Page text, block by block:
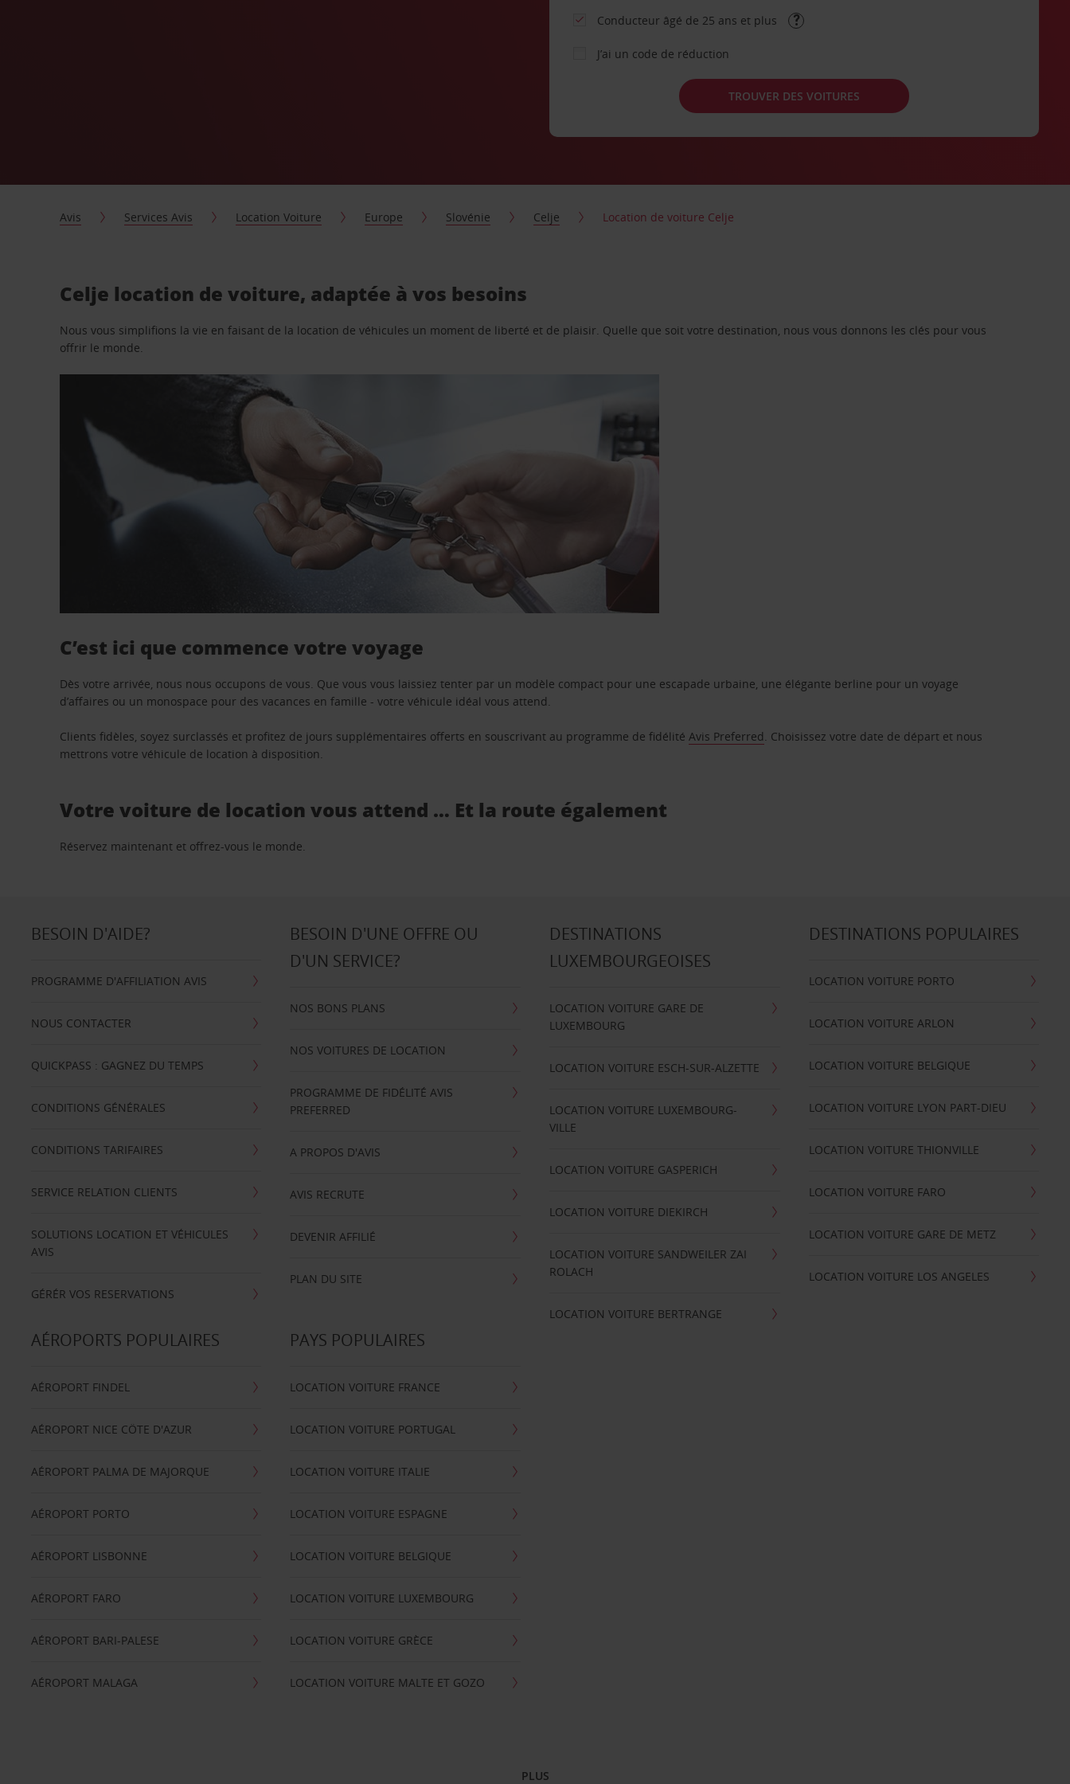
Conducteur âgé de 25 ans et plus
J’ai un code de réduction
TROUVER DES VOITURES
Avis Services Avis Location Voiture Europe Slovénie Celje Location de voiture Celje
Celje location de voiture, adaptée à vos besoins
Nous vous simplifions la vie en faisant de la location de véhicules un moment de liberté et de plaisir. Quelle que soit votre destination, nous vous donnons les clés pour vous
offrir le monde.
C’est ici que commence votre voyage
Dès votre arrivée, nous nous occupons de vous. Que vous vous laissiez tenter par un modèle compact pour une escapade urbaine, une élégante berline pour un voyage
d’affaires ou un monospace pour des vacances en famille - votre véhicule idéal vous attend.
Clients fidèles, soyez surclassés et profitez de jours supplémentaires offerts en souscrivant au programme de fidélitéAvis Preferred. Choisissez votre date de départ et nous
mettrons votre véhicule de location à disposition.
Votre voiture de location vous attend … Et la route également
Réservez maintenant et offrez-vous le monde.
BESOIN D'AIDE?
PROGRAMME D'AFFILIATION AVIS
NOUS CONTACTER
QUICKPASS : GAGNEZ DU TEMPS
CONDITIONS GÉNÉRALES
CONDITIONS TARIFAIRES
SERVICE RELATION CLIENTS
SOLUTIONS LOCATION ET VÉHICULES
AVIS
GÉRÉR VOS RESERVATIONS
BESOIN D'UNE OFFRE OU
D'UN SERVICE?
NOS BONS PLANS
NOS VOITURES DE LOCATION
PROGRAMME DE FIDÉLITÉ AVIS
PREFERRED
A PROPOS D'AVIS
AVIS RECRUTE
DEVENIR AFFILIÉ
PLAN DU SITE
DESTINATIONS
LUXEMBOURGEOISES
LOCATION VOITURE GARE DE
LUXEMBOURG
LOCATION VOITURE ESCH-SUR-ALZETTE
LOCATION VOITURE LUXEMBOURG-
VILLE
LOCATION VOITURE GASPERICH
LOCATION VOITURE DIEKIRCH
LOCATION VOITURE SANDWEILER ZAI
ROLACH
LOCATION VOITURE BERTRANGE
DESTINATIONS POPULAIRES
LOCATION VOITURE PORTO
LOCATION VOITURE ARLON
LOCATION VOITURE BELGIQUE
LOCATION VOITURE LYON PART-DIEU
LOCATION VOITURE THIONVILLE
LOCATION VOITURE FARO
LOCATION VOITURE GARE DE METZ
LOCATION VOITURE LOS ANGELES
AÉROPORTS POPULAIRES
AÉROPORT FINDEL
AÉROPORT NICE CÖTE D'AZUR
AÉROPORT PALMA DE MAJORQUE
AÉROPORT PORTO
AÉROPORT LISBONNE
AÉROPORT FARO
AÉROPORT BARI-PALESE
AÉROPORT MALAGA
PAYS POPULAIRES
LOCATION VOITURE FRANCE
LOCATION VOITURE PORTUGAL
LOCATION VOITURE ITALIE
LOCATION VOITURE ESPAGNE
LOCATION VOITURE BELGIQUE
LOCATION VOITURE LUXEMBOURG
LOCATION VOITURE GRÈCE
LOCATION VOITURE MALTE ET GOZO
PLUS